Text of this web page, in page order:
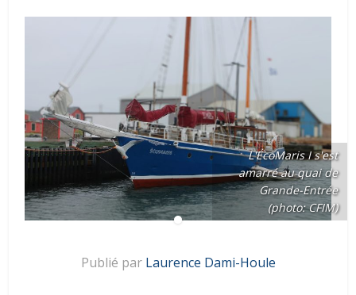
L'ÉcoMaris I s'est
amarré au quai de
Grande-Entrée
(photo: CFIM)
Publié par Laurence Dami-Houle